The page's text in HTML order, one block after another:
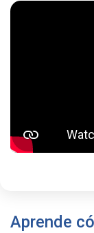
Aprende